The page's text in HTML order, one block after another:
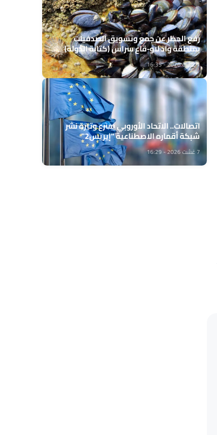
رفع الحظر عن جمع وتسويق الصدفيات
بمنطقة واد لاو-قاع سراس (كتابة الدولة)
7 غشت 2026 - 16:35
اتصالات.. الاتحاد الأوروبي يسرع وتيرة نشر
شبكة أقماره الاصطناعية "إيريس2"
7 غشت 2026 - 16:29